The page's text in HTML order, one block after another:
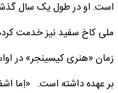
است. او در طول یک سال
ملی کاخ سفید نیز خدمت
بر عهده داشته است. «اِما